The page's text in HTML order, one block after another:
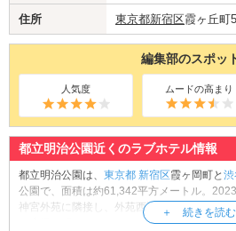
住所 東京都新宿区霞ヶ丘町
編集部のスポッ
人気度 ムードの高まり
都立明治公園近くのラブホテル情報
都立明治公園は、 東京都 新宿区霞ヶ岡町と 渋
公園で、面積は約61,342平方メートル。
神宮外苑に隣接し、外苑西通りを挟んで東
の広場」「インクルーシブ広場」「ステップ